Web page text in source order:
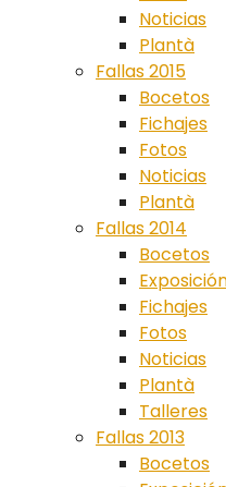
Noticias
Plantà
Fallas 2015
Bocetos
Fichajes
Fotos
Noticias
Plantà
Fallas 2014
Bocetos
Fichajes
Fotos
Noticias
Plantà
Talleres
Fallas 2013
Bocetos